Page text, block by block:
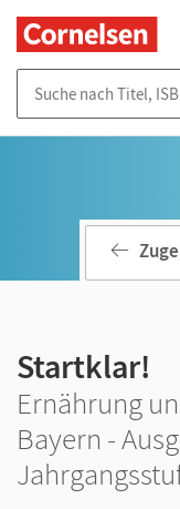
Startklar!
Ernährung
Bayern -